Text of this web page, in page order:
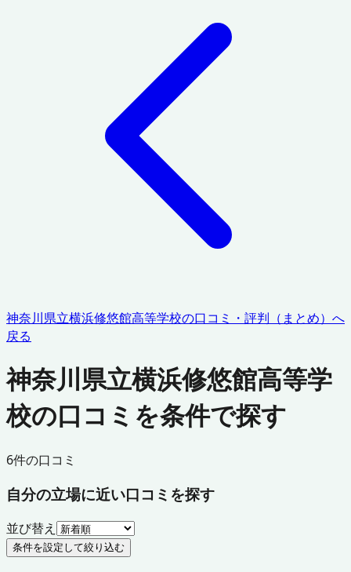
神奈川県立横浜修悠館高等学校の口コミ・評判（まとめ）へ
戻る
神奈川県立横浜修悠館高等学
校の口コミを条件で探す
6件の口コミ
自分の立場に近い口コミを探す
並び替え
条件を設定して絞り込む